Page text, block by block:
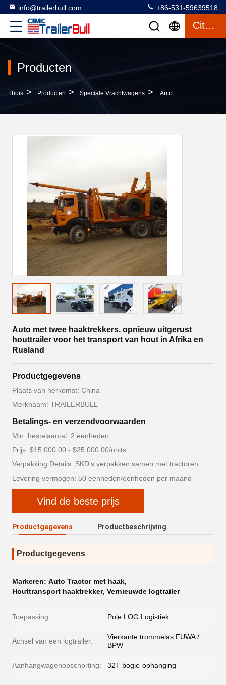
info@trailerbull.com +86-531-59639518
Citaat
Producten
Thuis > Producten > Speciale Vrachtwagens > Auto Met Twee Haaktrekkers, Opnieuw Uitgerust Houttrailer Voor Het Transport Van Hout In Afrika En Rusland
Auto met twee haaktrekkers, opnieuw uitgerust
houttrailer voor het transport van hout in Afrika en
Rusland
Productgegevens
Plaats van herkomst: China
Merknaam: TRAILERBULL
Betalings- en verzendvoorwaarden
Min. bestelaantal: 2 eenheden
Prijs: $15,000.00 - $25,000.00/units
Verpakking Details: SKD's verpakken samen met tractoren
Levering vermogen: 50 eenheden/eenheden per maand
Vind de beste prijs
Productgegevens Productbeschrijving
Productgegevens
Markeren: Auto Tractor met haak,
Houttransport haaktrekker, Vernieuwde logtrailer
Toepassing: Pole LOG Logistiek
Achsel van een logtrailer:
Vierkante trommelas FUWA /
BPW
Aanhangwagenopschorting: 32T bogie-ophanging